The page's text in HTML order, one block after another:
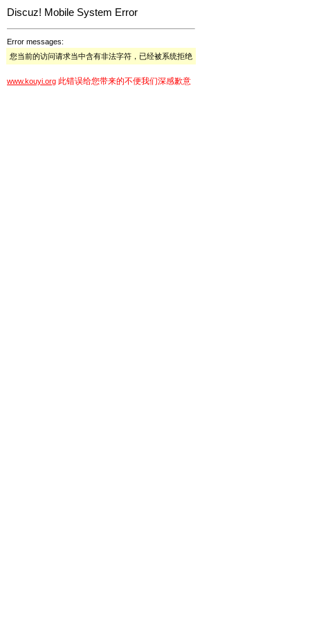
Discuz! Mobile System Error
Error messages:
您当前的访问请求当中含有非法字符，已经被系统拒绝
www.kouyi.org 此错误给您带来的不便我们深感歉意